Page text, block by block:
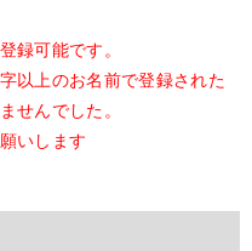
録可能です。
以上のお名前で登録された
せんでした。
いします